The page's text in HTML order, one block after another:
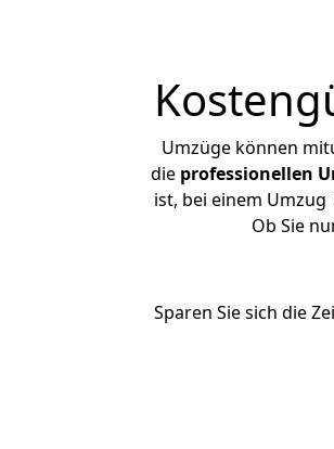
Umzüge können
die professionellen
ist, bei einem
Ob Sie
Sparen Sie sich die